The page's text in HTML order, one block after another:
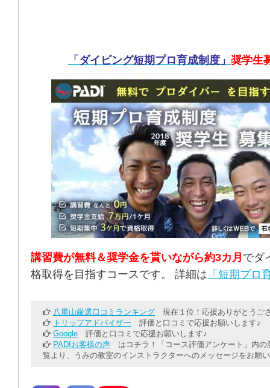
「ダイビング短期プロ育成制度」 奨学生
講習費が無料＆奨学金を貰いながら約3カ月 でダ
格取得を目指すコースです。 詳細は 「短期プロ
八重山厳選口コミランキング 現在１位！応援ありがとうご
トリップアドバイザー 評価と口コミで応援お願いします♪
Google 評価と口コミで応援お願いします♪
PADIお客様の声 はコチラ！「コース評価アンケート」内の
覧より、うみの教室のインストラクターへのメッセージをお願